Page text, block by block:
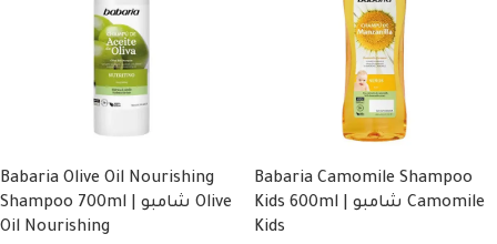
Babaria Olive Oil Nourishing
Shampoo 700ml | شامبو Olive
Oil Nourishing
Babaria Camomile Shampoo
Kids 600ml | شامبو Camomile
Kids